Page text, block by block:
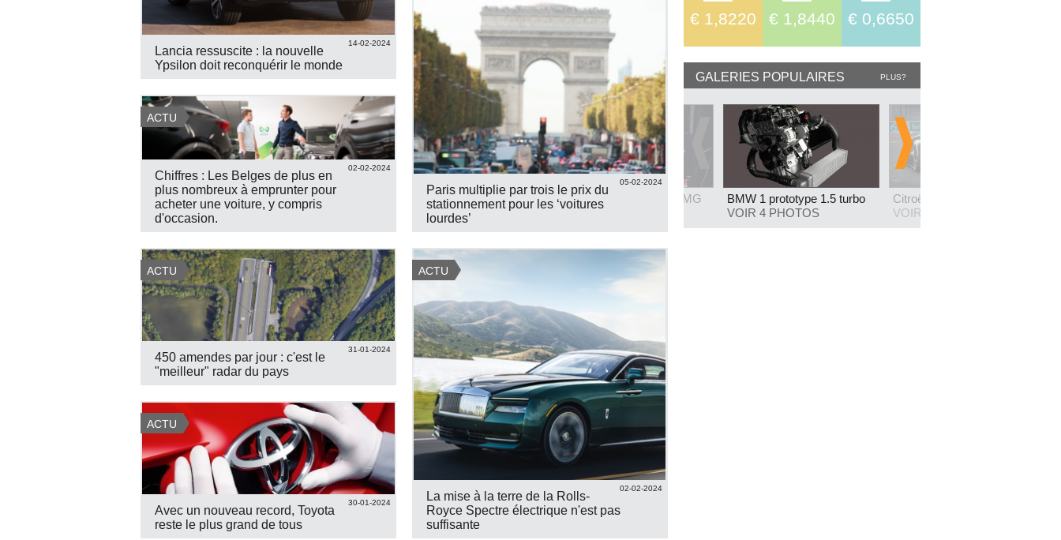
14-02-2024
Lancia ressuscite : la nouvelle
Ypsilon doit reconquérir le monde
05-02-2024
Paris multiplie par trois le prix du
stationnement pour les ‘voitures
lourdes’
ACTU
02-02-2024
Chiffres : Les Belges de plus en
plus nombreux à emprunter pour
acheter une voiture, y compris
d'occasion.
ACTU
02-02-2024
La mise à la terre de la Rolls-
Royce Spectre électrique n'est pas
suffisante
ACTU
31-01-2024
450 amendes par jour : c'est le
"meilleur" radar du pays
ACTU
30-01-2024
Avec un nouveau record, Toyota
reste le plus grand de tous
€ 1,8220 € 1,8440 € 0,6650
GALERIES POPULAIRES PLUS?
Dodge Challenger SRT Hell...
VOIR 38 PHOTOS
Skoda Fabia pack Sport
VOIR 9 PHOTOS
Mercedes CLS & CLS Shooti...
VOIR UNE PHOTO
Santoni for Mercedes AMG
VOIR 8 PHOTOS
BMW 1 prototype 1.5 turbo
VOIR 4 PHOTOS
Citroën Survolt - Le Mans...
VOIR 23 PHOTOS